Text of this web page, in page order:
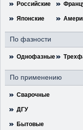
Российские
Японские
По фазности
Однофазные
По применению
Сварочные
ДГУ
Бытовые